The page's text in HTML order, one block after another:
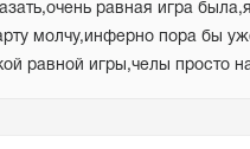
равная игра
молчу,инферно пора бы
равной игры,челы просто